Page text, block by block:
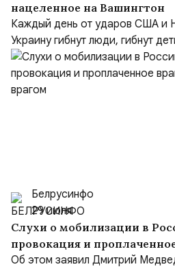
нацеленное на Вашингтон
Каждый день от ударов США и
Украину гибнут люди, гибнут
Белрусинфо
29 июля
Слухи о мобилизации в
провокация и
вброшенное врагом
Об этом заявил Дмитрий